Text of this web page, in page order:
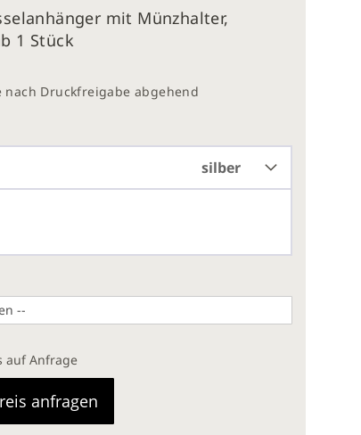
mit Münzhalter,
1 Stück
nach Druckfreigabe abgehend
silber
auf Anfrage
anfragen